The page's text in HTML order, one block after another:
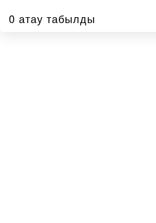
0 атау табылды